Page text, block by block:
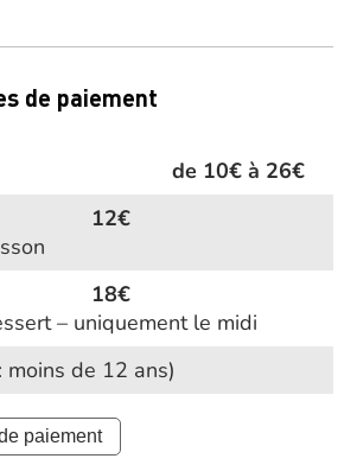
de paiement
de 10€ à 26€
12€
18€
– uniquement le midi
de 12 ans)
paiement